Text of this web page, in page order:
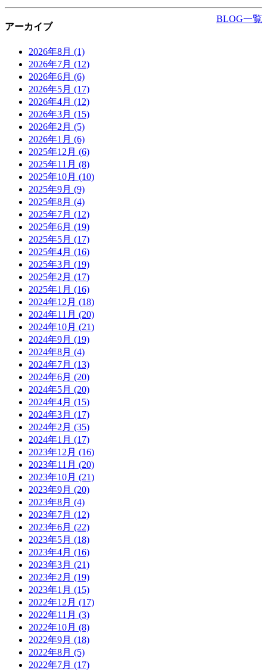
BLOG一覧
アーカイブ
2026年8月 (1)
2026年7月 (12)
2026年6月 (6)
2026年5月 (17)
2026年4月 (12)
2026年3月 (15)
2026年2月 (5)
2026年1月 (6)
2025年12月 (6)
2025年11月 (8)
2025年10月 (10)
2025年9月 (9)
2025年8月 (4)
2025年7月 (12)
2025年6月 (19)
2025年5月 (17)
2025年4月 (16)
2025年3月 (19)
2025年2月 (17)
2025年1月 (16)
2024年12月 (18)
2024年11月 (20)
2024年10月 (21)
2024年9月 (19)
2024年8月 (4)
2024年7月 (13)
2024年6月 (20)
2024年5月 (20)
2024年4月 (15)
2024年3月 (17)
2024年2月 (35)
2024年1月 (17)
2023年12月 (16)
2023年11月 (20)
2023年10月 (21)
2023年9月 (20)
2023年8月 (4)
2023年7月 (12)
2023年6月 (22)
2023年5月 (18)
2023年4月 (16)
2023年3月 (21)
2023年2月 (19)
2023年1月 (15)
2022年12月 (17)
2022年11月 (3)
2022年10月 (8)
2022年9月 (18)
2022年8月 (5)
2022年7月 (17)